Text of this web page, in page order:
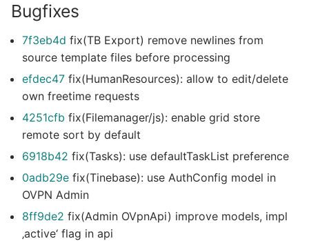
Bugfixes
7f3eb4d fix(TB Export) remove newlines from
source template files before processing
efdec47 fix(HumanResources): allow to edit/delete
own freetime requests
4251cfb fix(Filemanager/js): enable grid store
remote sort by default
6918b42 fix(Tasks): use defaultTaskList preference
0adb29e fix(Tinebase): use AuthConfig model in
OVPN Admin
8ff9de2 fix(Admin OVpnApi) improve models, impl
‚active‘ flag in api